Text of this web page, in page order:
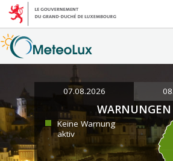
07.08.2026
WARNUNGEN
Keine Warnung
aktiv